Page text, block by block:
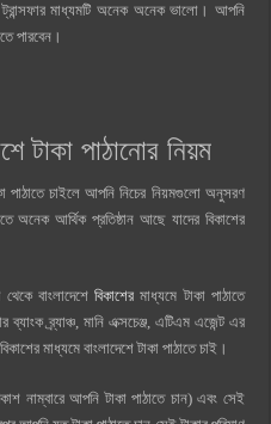
ট্রান্সফার মাধ্যমটি অনেক অনেক ভালো। আপনি
পারবেন।
টাকা পাঠানোর নিয়ম
পাঠাতে চাইলে আপনি নিচের নিয়মগুলো অনুসরণ
অনেক আর্থিক প্রতিষ্ঠান আছে যাদের বিকাশের
বাংলাদেশেবিকাশের মাধ্যমে টাকা পাঠাতে
ব্র্যাঞ্চ, মানি এক্সচেঞ্জ, এটিএম এজেন্ট এর
মাধ্যমে বাংলাদেশে টাকা পাঠাতে চাই।
নাম্বারে আপনি টাকা পাঠাতে চান) এবং সেই